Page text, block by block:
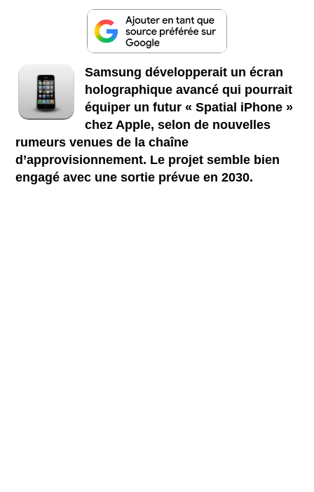
Samsung développerait un écran
holographique avancé qui pourrait
équiper un futur « Spatial iPhone »
chez Apple, selon de nouvelles
rumeurs venues de la chaîne
d’approvisionnement. Le projet semble bien
engagé avec une sortie prévue en 2030.